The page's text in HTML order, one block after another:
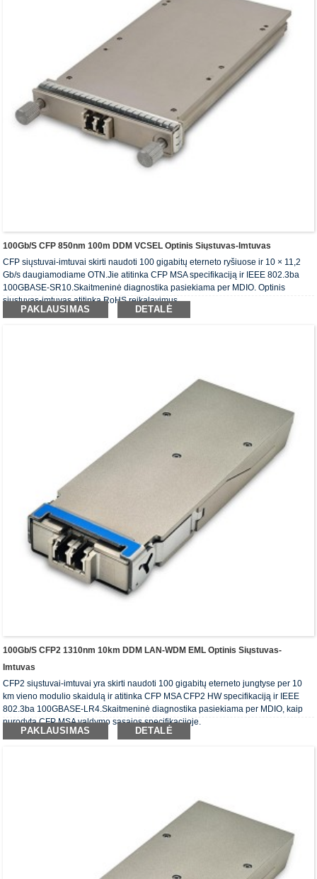
100Gb/s CFP 850nm 100m DDM VCSEL Optinis Siųstuvas-Imtuvas
CFP siųstuvai-imtuvai skirti naudoti 100 gigabitų eterneto ryšiuose ir 10 × 11,2
Gb/s daugiamodiame OTN.Jie atitinka CFP MSA specifikaciją ir IEEE 802.3ba
100GBASE-SR10.Skaitmeninė diagnostika pasiekiama per MDIO. Optinis
siųstuvas-imtuvas atitinka RoHS reikalavimus.
PAKLAUSIMAS DETALĖ
100Gb/s CFP2 1310nm 10km DDM LAN-WDM EML Optinis Siųstuvas-
Imtuvas
CFP2 siųstuvai-imtuvai yra skirti naudoti 100 gigabitų eterneto jungtyse per 10
km vieno modulio skaidulą ir atitinka CFP MSA CFP2 HW specifikaciją ir IEEE
802.3ba 100GBASE-LR4.Skaitmeninė diagnostika pasiekiama per MDIO, kaip
nurodyta CFP MSA valdymo sąsajos specifikacijoje.
PAKLAUSIMAS DETALĖ